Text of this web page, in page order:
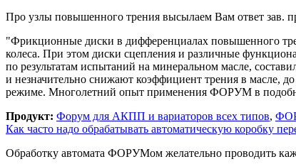
Про узлы повышенного трения высылаем Вам ответ зав.
"Фрикционные диски в дифференциалах повышенного
колеса. При этом диски сцепления и различные
по результатам испытаний на минеральном масле,
и незначительно снижают коэффициент трения в масле,
режиме. Многолетний опыт применения ФОРУМ в
Продукт: Форум для АКПП и вариаторов всех типов,
Как часто надо обрабатывать автоматическую коробку
Обработку автомата ФОРУМом желательно проводить